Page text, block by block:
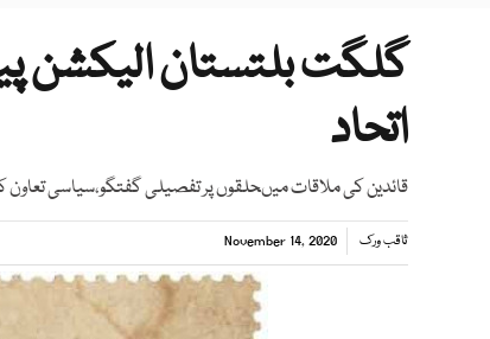
گلگت بلتستان الیکشن
اتحاد
قائدین کی ملاقات میںحلقوں پر تفصیلی گفتگو،سیاسی
ثاقب ورک November 14, 2020